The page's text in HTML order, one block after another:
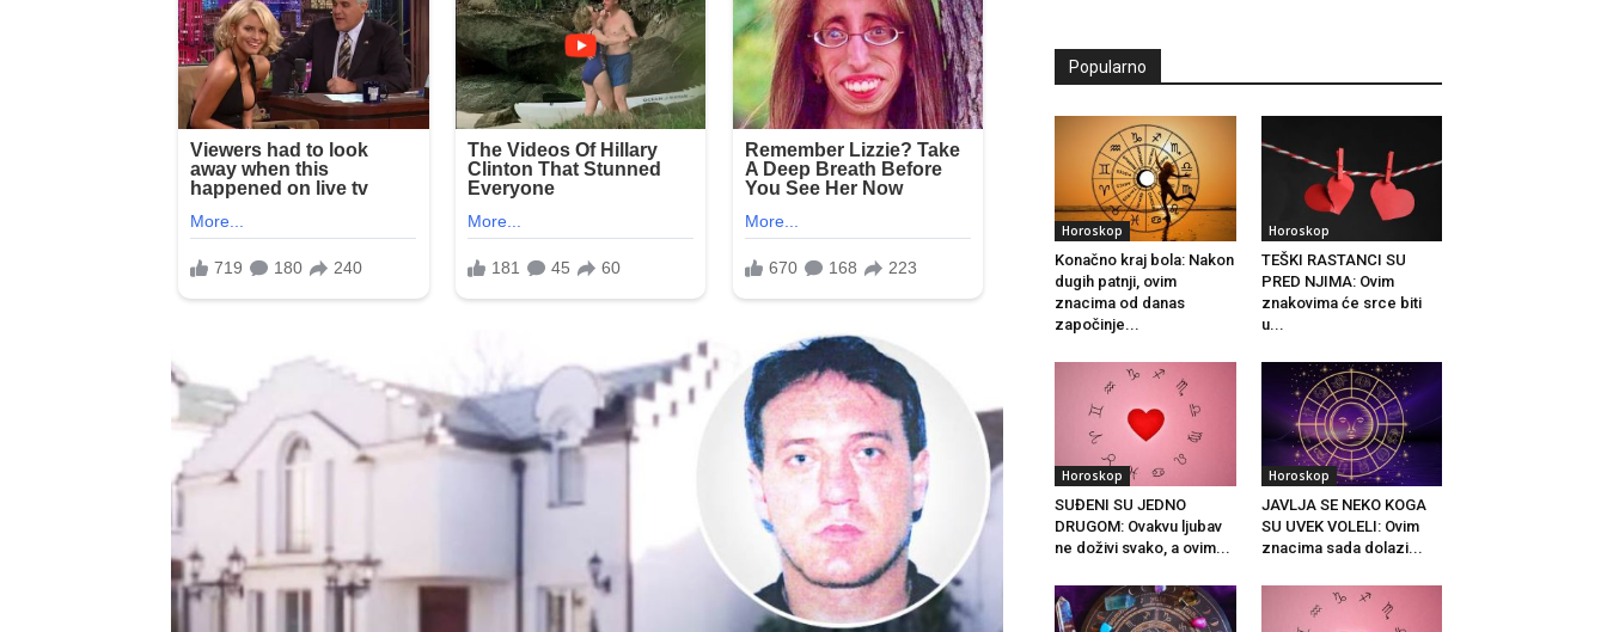
Popularno
Horoskop
Konačno kraj bola: Nakon
dugih patnji, ovim
znacima od danas
započinje...
Horoskop
TEŠKI RASTANCI SU
PRED NJIMA: Ovim
znakovima će srce biti
u...
Horoskop
SUĐENI SU JEDNO
DRUGOM: Ovakvu ljubav
ne doživi svako, a ovim...
Horoskop
JAVLJA SE NEKO KOGA
SU UVEK VOLELI: Ovim
znacima sada dolazi...